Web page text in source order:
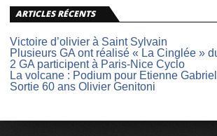
ARTICLES RÉCENTS
Victoire d’olivier à Saint Sylvain
Plusieurs GA ont réalisé « La Cinglée »
2 GA participent à Paris-Nice Cyclo
La volcane : Podium pour Etienne Gabriel
Sortie 60 ans Olivier Genitoni